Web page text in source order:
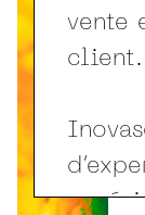
vente
client.